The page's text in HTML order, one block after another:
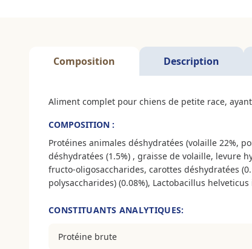
Composition Description
Aliment complet pour chiens de petite race,
COMPOSITION :
Protéines animales déshydratées (volaille 22%,
déshydratées (1.5%) , graisse de volaille, levure
fructo-oligosaccharides, carottes déshydratées
polysaccharides) (0.08%), Lactobacillus
CONSTITUANTS ANALYTIQUES:
Protéine brute